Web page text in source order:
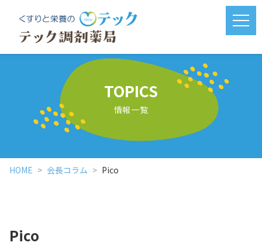
メニ
TOPICS
情報一覧
HOME 会長コラム Pico
Pico